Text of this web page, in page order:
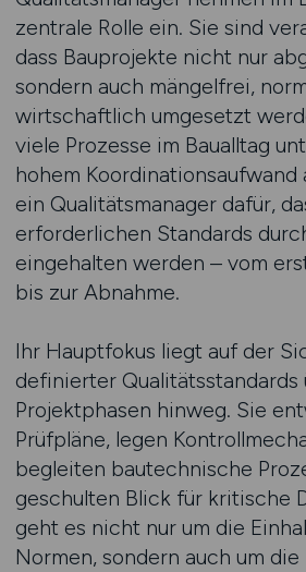
zentrale Rolle ein. Sie sind
dass Bauprojekte nicht nur
sondern auch mängelfrei,
wirtschaftlich umgesetzt
viele Prozesse im Baualltag
hohem Koordinationsaufwand
ein Qualitätsmanager dafür,
erforderlichen Standards
eingehalten werden – vom
bis zur Abnahme.
Ihr Hauptfokus liegt auf der
definierter Qualitätsstandards
Projektphasen hinweg. Sie
Prüfpläne, legen
begleiten bautechnische
geschulten Blick für kritische
geht es nicht nur um die
Normen, sondern auch um